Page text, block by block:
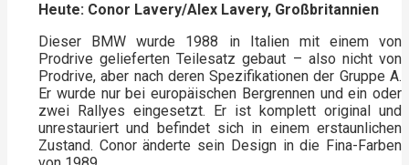
Heute: Conor Lavery/Alex Lavery, Großbritannien
Dieser BMW wurde 1988 in Italien mit einem von
Prodrive gelieferten Teilesatz gebaut – also nicht von
Prodrive, aber nach deren Spezifikationen der Gruppe A.
Er wurde nur bei europäischen Bergrennen und ein oder
zwei Rallyes eingesetzt. Er ist komplett original und
unrestauriert und befindet sich in einem erstaunlichen
Zustand. Conor änderte sein Design in die Fina-Farben